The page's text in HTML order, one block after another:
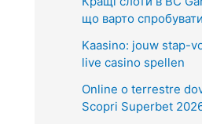
що варто
Kaasino: jouw stap-
live casino spellen
Online o terrestre
Scopri Superbet